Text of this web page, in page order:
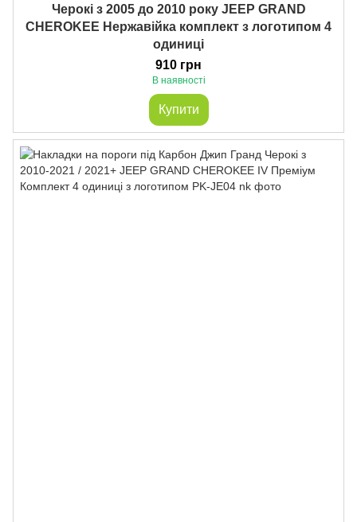
Черокі з 2005 до 2010 року JEEP GRAND
CHEROKEE Нержавійка комплект з логотипом 4
одиниці
910 грн
В наявності
Купити